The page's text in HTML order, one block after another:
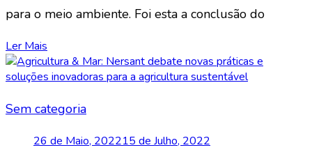
para o meio ambiente. Foi esta a conclusão do
Ler Mais
Sem categoria
26 de Maio, 202215 de Julho, 2022